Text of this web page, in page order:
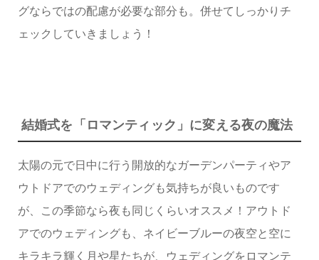
グならではの配慮が必要な部分も。併せてしっかりチ
ェックしていきましょう！
結婚式を「ロマンティック」に変える夜の魔法
太陽の元で日中に行う開放的なガーデンパーティやア
ウトドアでのウェディングも気持ちが良いものです
が、この季節なら夜も同じくらいオススメ！アウトド
アでのウェディングも、ネイビーブルーの夜空と空に
キラキラ輝く月や星たちが、ウェディングをロマンテ